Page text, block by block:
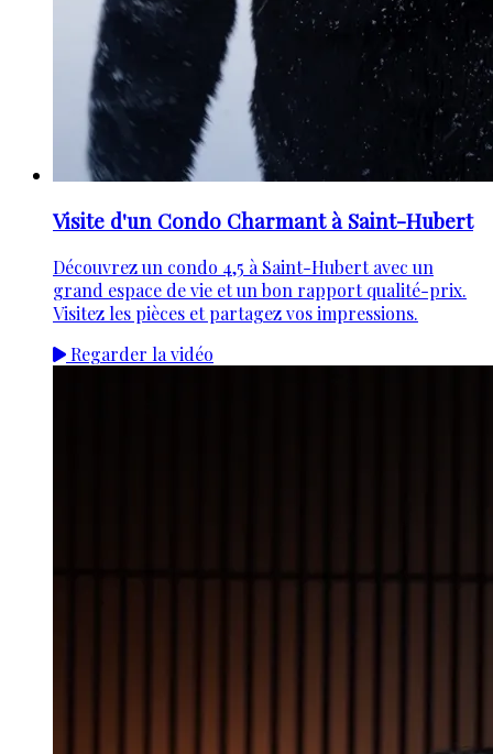
Visite d'un Condo Charmant à Saint-Hubert
Découvrez un condo 4,5 à Saint-Hubert avec un
grand espace de vie et un bon rapport qualité-prix.
Visitez les pièces et partagez vos impressions.
Regarder la vidéo